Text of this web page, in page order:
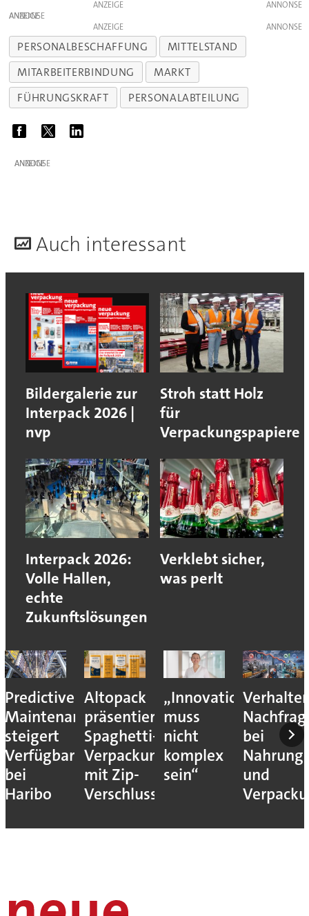
ANZEIGE
ANZEIGE
ANZEIGE
PERSONALBESCHAFFUNG
MITTELSTAND
MITARBEITERBINDUNG
MARKT
FÜHRUNGSKRAFT
PERSONALABTEILUNG
ANZEIGE
Auch interessant
Bildergalerie zur
Interpack 2026 |
nvp
Stroh statt Holz
für
Verpackungspapiere
Interpack 2026:
Volle Hallen,
echte
Zukunftslösungen
Verklebt sicher,
was perlt
Predictive
Maintenance
steigert
Verfügbarkeit
bei
Haribo
Altopack
präsentiert
Spaghetti-
Verpackung
mit Zip-
Verschluss
„Innovation
muss
nicht
komplex
sein“
bei
und